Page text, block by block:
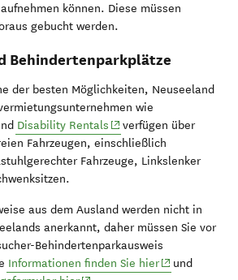
können. Diese müssen
gebucht werden.
Behindertenparkplätze
der besten Möglichkeiten, Neuseeland
wie
in new window)
Disability Rentals (opens in new window)
verfügen über
Fahrzeugen, einschließlich
Fahrzeuge, Linkslenker
aus dem Ausland werden nicht in
anerkannt, daher müssen Sie vor
Behindertenparkausweis
Informationen finden Sie hier(opens in new
und